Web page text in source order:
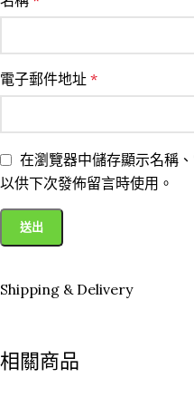
電子郵件地址 *
在瀏覽器中儲存顯示名稱
以供下次發佈留言時使用。
Shipping & Delivery
相關商品